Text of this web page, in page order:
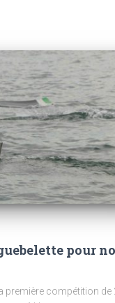
pour
première compétition de